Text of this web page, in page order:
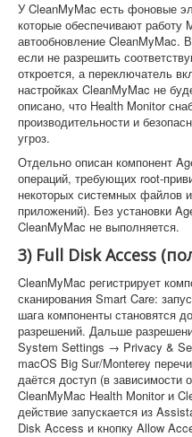
У CleanMyMac есть фоновые
которые обеспечивают работу
автообновление CleanMyMac.
если не разрешить
откроется, а переключатель
настройках CleanMyMac не
описано, что Health Monitor
производительности и
угроз.
Отдельно описан компонент
операций, требующих root-
некоторых системных файлов
приложений). Без установки
CleanMyMac не выполняется.
3) Full Disk Access
CleanMyMac регистрирует
сканирования Smart Care:
шага компоненты становятся
разрешений. Дальше
System Settings → Privacy &
macOS Big Sur/Monterey
даётся доступ (в зависимости
CleanMyMac Health Monitor и
действие запускается из
Disk Access и кнопку Allow